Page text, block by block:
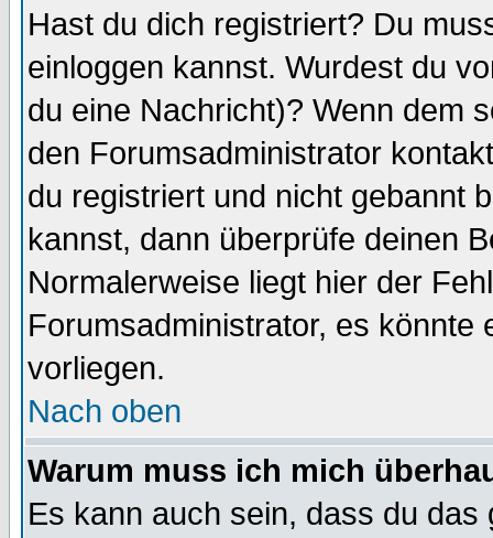
Hast du dich registriert? Du
einloggen kannst. Wurdest du
du eine Nachricht)? Wenn dem
den Forumsadministrator
du registriert und nicht gebannt
kannst, dann überprüfe deinen
Normalerweise liegt hier der
Forumsadministrator, es könnte
vorliegen.
Nach oben
Warum muss ich mich
Es kann auch sein, dass du